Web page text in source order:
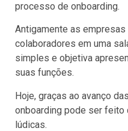
processo de onboarding.
Antigamente as
colaboradores em uma
simples e objetiva
suas funções.
Hoje, graças ao avanço
onboarding pode ser feito
lúdicas.